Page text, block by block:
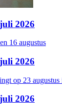
2026
16 augustus
2026
op 23 augustus
2026